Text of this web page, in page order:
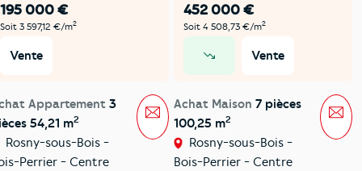
195 000 €
Soit 3 597,12 €/m2
Vente
Appartement 3
54,21 m2
Rosny-sous-Bois -
Perrier - Centre
Message
452 000 €
Soit 4 508,73 €/m2
Vente
Achat Maison 7 pièces
100,25 m2
Rosny-sous-Bois -
Bois-Perrier - Centre